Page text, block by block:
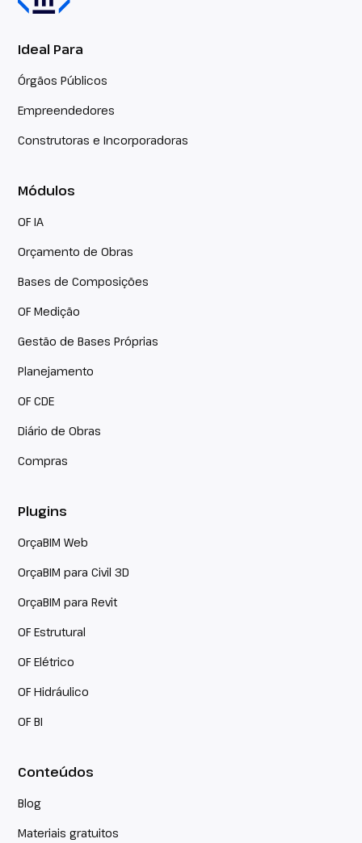
Ideal Para
Órgãos Públicos
Empreendedores
Construtoras e Incorporadoras
Módulos
OF IA
Orçamento de Obras
Bases de Composições
OF Medição
Gestão de Bases Próprias
Planejamento
OF CDE
Diário de Obras
Compras
Plugins
OrçaBIM Web
OrçaBIM para Civil 3D
OrçaBIM para Revit
OF Estrutural
OF Elétrico
OF Hidráulico
OF BI
Conteúdos
Blog
Materiais gratuitos